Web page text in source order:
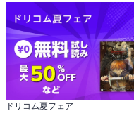
ドリコム夏フェア